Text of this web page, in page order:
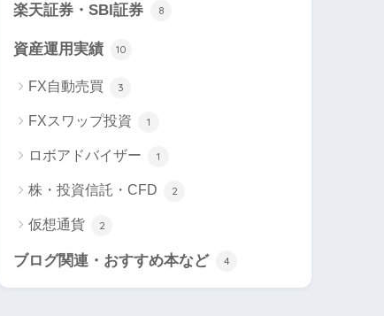
楽天証券・SBI証券 8
資産運用実績 10
FX自動売買 3
FXスワップ投資 1
ロボアドバイザー 1
株・投資信託・CFD 2
仮想通貨 2
ブログ関連・おすすめ本など 4